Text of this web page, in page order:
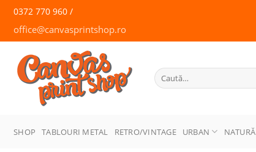
Skip
content
0372 770 960 /
office@canvasprintshop.ro
CANVAS
PRINT SHOP
Caută
după:
SHOP TABLOURI METAL RETRO/VINTAGE URBAN NATURĂ